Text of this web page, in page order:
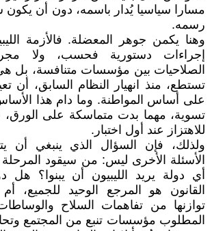
مسارا سياسيا يُدار باسمه، دون أن يكون
رسمه.
وهنا يكمن جوهر المعضلة. فالأزمة
إجراءات دستورية فحسب، ولا
الصلاحيات بين مؤسسات متنافسة، بل
تستطع، منذ انهيار النظام السابق، أن
على أساس المواطنة. وما دام هذا
تسوية، مهما بدت متماسكة على
للاهتزاز عند أول اختبار.
ولذلك، فإن السؤال الذي ينبغي أن
الأسئلة الأخرى ليس: من سيقود المرحلة
أي دولة يريد الليبيون أن يبنوا؟ هل
القانون هو المرجع الوحيد للجميع،
توازنها من تفاهمات السلاح
المطلوب مؤسسات تنبع من المجتمع